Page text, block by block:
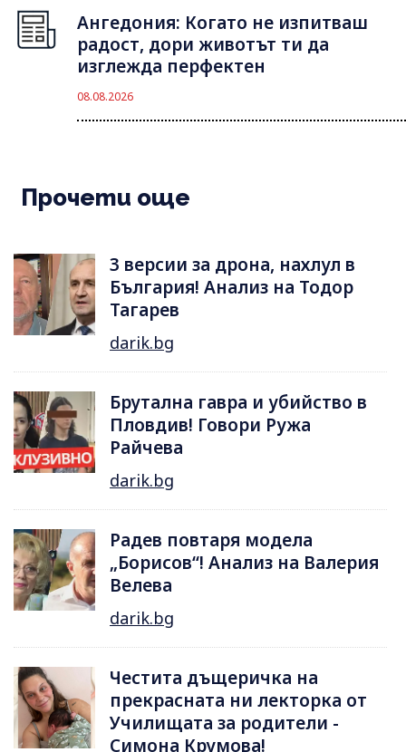
Ангедония: Когато не изпитваш
радост, дори животът ти да
изглежда перфектен
08.08.2026
Прочети още
3 версии за дрона, нахлул в
България! Анализ на Тодор
Тагарев
darik.bg
Брутална гавра и убийство в
Пловдив! Говори Ружа
Райчева
darik.bg
Радев повтаря модела
„Борисов“! Анализ на Валерия
Велева
darik.bg
Честита дъщеричка на
прекрасната ни лекторка от
Училищата за родители -
Симона Крумова!